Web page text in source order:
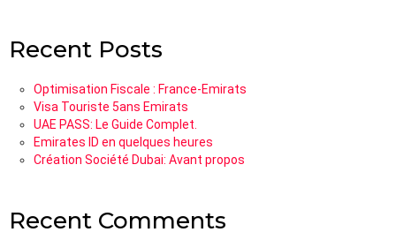
Recent Posts
Optimisation Fiscale : France-Emirats
Visa Touriste 5ans Emirats
UAE PASS: Le Guide Complet.
Emirates ID en quelques heures
Création Société Dubai: Avant propos
Recent Comments